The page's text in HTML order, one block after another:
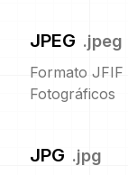
JPEG .jpeg
Formato JFIF
Fotográficos
JPG .jpg